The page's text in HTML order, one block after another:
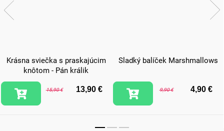
Krásna sviečka s praskajúcim
knôtom - Pán králik
15,90 € 13,90 €
Sladký balíček Marshmallows
9,90 € 4,90 €